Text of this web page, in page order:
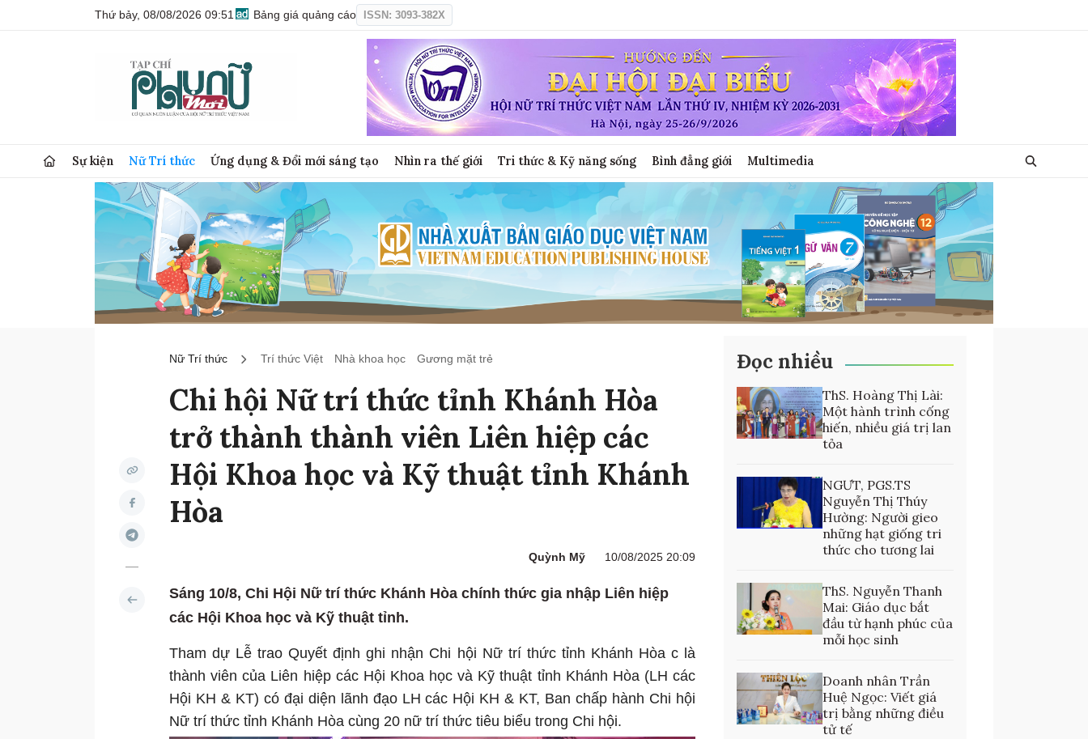
Thứ bảy, 08/08/2026 09:51 Bảng giá quảng cáo ISSN: 3093-382X
Sự kiện Nữ Trí thức Ứng dụng & Đổi mới sáng tạo Nhìn ra thế giới Tri thức & Kỹ năng sống Bình đẳng giới Multimedia
Nữ Trí thức Trí thức Việt Nhà khoa học Gương mặt trẻ
Chi hội Nữ trí thức tỉnh Khánh Hòa
trở thành thành viên Liên hiệp các
Hội Khoa học và Kỹ thuật tỉnh Khánh
Hòa
Quỳnh Mỹ 10/08/2025 20:09
Sáng 10/8, Chi Hội Nữ trí thức Khánh Hòa chính thức gia nhập Liên hiệp
các Hội Khoa học và Kỹ thuật tỉnh.
Tham dự Lễ trao Quyết định ghi nhận Chi hội Nữ trí thức tỉnh Khánh Hòa c là
thành viên của Liên hiệp các Hội Khoa học và Kỹ thuật tỉnh Khánh Hòa (LH các
Hội KH & KT) có đại diện lãnh đạo LH các Hội KH & KT, Ban chấp hành Chi hội
Nữ trí thức tỉnh Khánh Hòa cùng 20 nữ trí thức tiêu biểu trong Chi hội.
Đọc nhiều
ThS. Hoàng Thị Lài:
Một hành trình cống
hiến, nhiều giá trị lan
tỏa
NGƯT, PGS.TS
Nguyễn Thị Thúy
Hường: Người gieo
những hạt giống tri
thức cho tương lai
ThS. Nguyễn Thanh
Mai: Giáo dục bắt
đầu từ hạnh phúc của
mỗi học sinh
Doanh nhân Trần
Huệ Ngọc: Viết giá
trị bằng những điều
tử tế